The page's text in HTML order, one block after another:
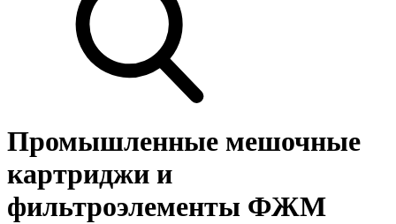
Промышленные мешочные
картриджи и
фильтроэлементы ФЖМ